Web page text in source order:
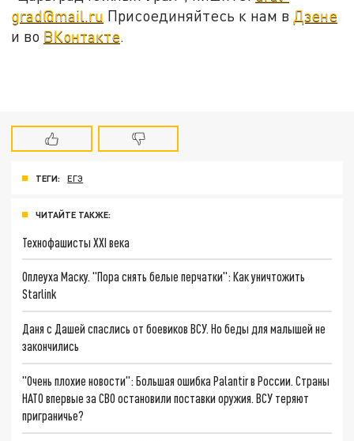
grad@mail.ru Присоединяйтесь к нам в Дзене
и во ВКонтакте
ТЕГИ: ЕГЭ
ЧИТАЙТЕ ТАКЖЕ:
Технофашисты XXI века
Оплеуха Маску. "Пора снять белые перчатки": Как уничтожить
Starlink
Даня с Дашей спаслись от боевиков ВСУ. Но беды для малышей не
закончились
"Очень плохие новости": Большая ошибка Palantir в России. Страны
НАТО впервые за СВО остановили поставки оружия. ВСУ теряют
приграничье?